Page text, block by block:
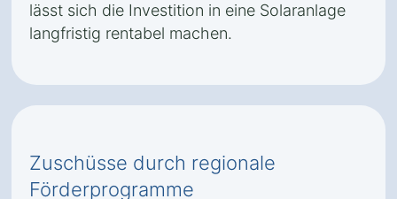
lässt sich die Investition in eine Solaranlage
langfristig rentabel machen.
Zuschüsse durch regionale
Förderprogramme